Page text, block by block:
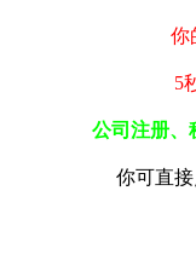
你
5
公司注册、
你可直